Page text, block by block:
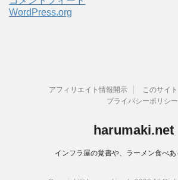
WordPress.org
アフィリエイト情報開示 このサイト
プライバシーポリシー
harumaki.net
インフラ屋の覚書や、ラーメン食べあ